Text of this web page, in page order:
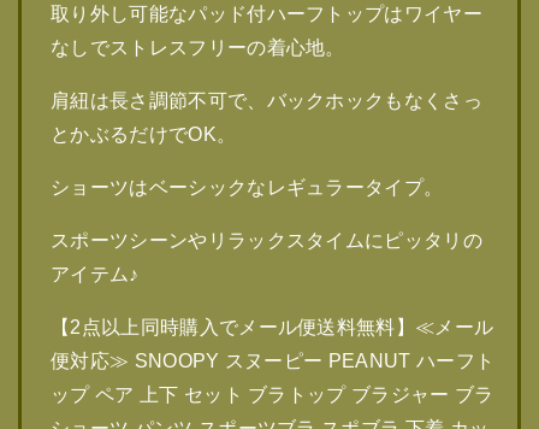
取り外し可能なパッド付ハーフトップはワイヤー
なしでストレスフリーの着心地。
肩紐は長さ調節不可で、バックホックもなくさっ
とかぶるだけでOK。
ショーツはベーシックなレギュラータイプ。
スポーツシーンやリラックスタイムにピッタリの
アイテム♪
【2点以上同時購入でメール便送料無料】≪メール
便対応≫ SNOOPY スヌーピー PEANUT ハーフト
ップ ペア 上下 セット ブラトップ ブラジャー ブラ